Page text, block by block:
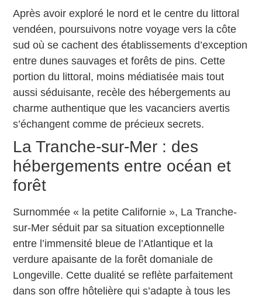
Après avoir exploré le nord et le centre du littoral
vendéen, poursuivons notre voyage vers la côte
sud où se cachent des établissements d’exception
entre dunes sauvages et forêts de pins. Cette
portion du littoral, moins médiatisée mais tout
aussi séduisante, recèle des hébergements au
charme authentique que les vacanciers avertis
s’échangent comme de précieux secrets.
La Tranche-sur-Mer : des
hébergements entre océan et
forêt
Surnommée « la petite Californie », La Tranche-
sur-Mer séduit par sa situation exceptionnelle
entre l’immensité bleue de l’Atlantique et la
verdure apaisante de la forêt domaniale de
Longeville. Cette dualité se reflète parfaitement
dans son offre hôtelière qui s’adapte à tous les